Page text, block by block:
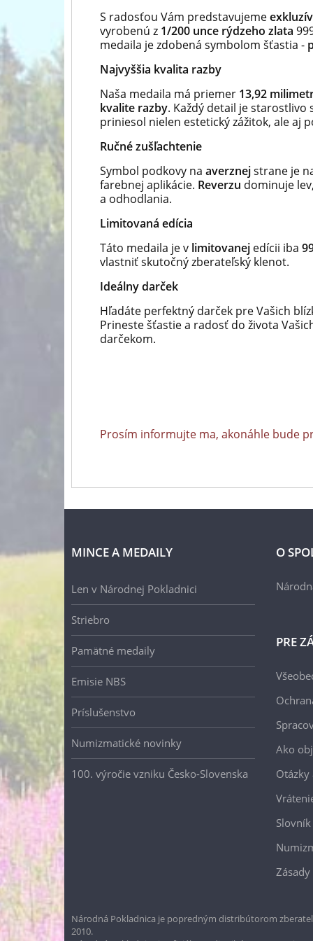
S radosťou Vám predstavujeme
vyrobenú z 1/200 unce rýdzeho zlata
medaila je zdobená symbolom šťastia -
Najvyššia kvalita razby
Naša medaila má priemer 13,92
kvalite razby. Každý detail je starostlivo
priniesol nielen estetický zážitok, ale aj
Ručné zušľachtenie
Symbol podkovy na averznejstrane je
farebnej aplikácie. Reverzu dominuje
a odhodlania.
Limitovaná edícia
Táto medaila je v limitovanej edícii iba
vlastniť skutočný zberateľský klenot.
Ideálny darček
Hľadáte perfektný darček pre Vašich
Prineste šťastie a radosť do života
darčekom.
Prosím informujte ma, akonáhle bude
MINCE A MEDAILY
Len v Národnej Pokladnici
Striebro
Pamätné medaily
Emisie NBS
Príslušenstvo
Numizmatické novinky
100. výročie vzniku Česko-Slovenska
O
PRE
Ako
Otázky
Národná Pokladnica je popredným distribútorom
2010.